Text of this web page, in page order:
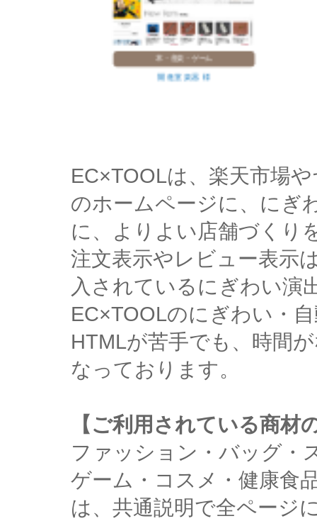
雑貨・革小物
VEOL 様
EC×TOOLは、楽天市場
のホームページに、にぎ
に、よりよい店舗づくり
注文表示やレビュー表示
入されているにぎわい演
EC×TOOLのにぎわい・
HTMLが苦手でも、時間
なっております。
【ご利用されている商材
ファッション・バッグ・
ゲーム・コスメ・健康食
は、共通説明で全ページ